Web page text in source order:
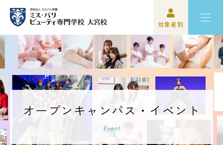
対象者別
高校3年生の方
再進学をご検討の方
保護者の方
ミスパリについて
学科紹介
オープンキャンパス・イベント
オープンキャンパス・イベント
Event